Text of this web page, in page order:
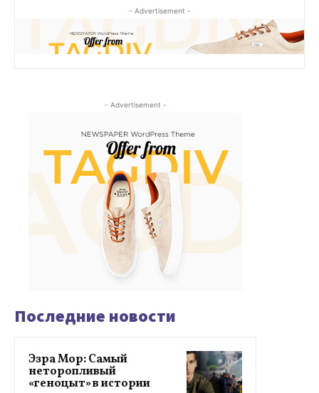
- Advertisement -
- Advertisement -
Последние новости
Эзра Мор: Самый
неторопливый
«геноцыт» в истории